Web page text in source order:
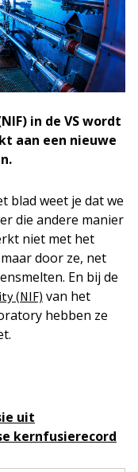
in de VS wordt
aan een nieuwe
blad weet je dat we
die andere manier
niet met het
door ze, net
En bij de
(NIF) van het
hebben ze
uit
kernfusierecord